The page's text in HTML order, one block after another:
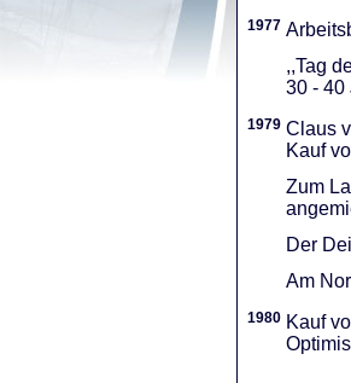
1977
,,Tag
30 - 40
1979 Claus
Kauf
Zum
Der
Am
1980 Kauf